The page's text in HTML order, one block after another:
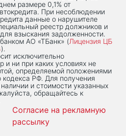
размере 0,1% от
При несоблюдении
данные о нарушителе
реестр должников и
взыскания задолженности.
АО «ТБанк» (Лицензия ЦБ
).
исключительно
и ни при каких условиях не
определяемой положениями
кодекса РФ. Для получения
и стоимости указанных
обращайтесь к
Согласие на рекламную
рассылку